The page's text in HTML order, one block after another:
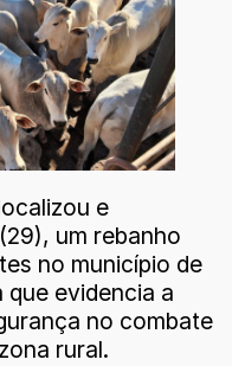
e
um rebanho
no município de
que evidencia a
no combate
rural.